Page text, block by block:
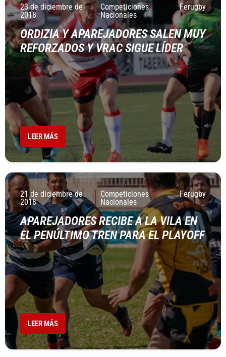
23 de diciembre de
2018
Competiciones
Nacionales
Ferugby
ORDIZIA Y APAREJADORES SALEN MUY
REFORZADOS Y VRAC SIGUE LÍDER
LEER MÁS
21 de diciembre de
2018
Competiciones
Nacionales
Ferugby
APAREJADORES RECIBE A LA VILA EN
EL PENÚLTIMO TREN PARA EL PLAYOFF
LEER MÁS